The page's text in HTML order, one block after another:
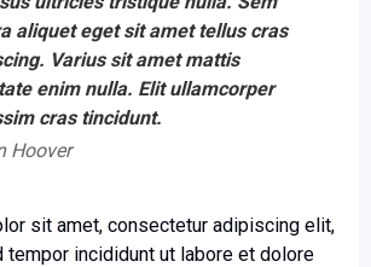
aliquet eget sit amet tellus cras
Varius sit amet mattis
enim nulla. Elit ullamcorper
cras tincidunt.
Hoover
sit amet, consectetur adipiscing elit,
tempor incididunt ut labore et dolore